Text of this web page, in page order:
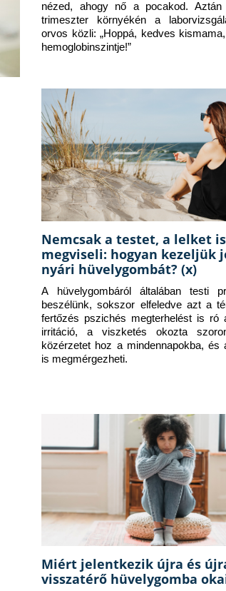
nézed, ahogy nő a pocakod.
trimeszter környékén a
orvos közli: „Hoppá, kedves
hemoglobinszintje!”
Nemcsak a testet, a lelket is
megviseli: hogyan kezeljük
nyári hüvelygombát? (x)
A hüvelygombáról általában testi
beszélünk, sokszor elfeledve azt a
fertőzés pszichés megterhelést is ró
irritáció, a viszketés okozta
közérzetet hoz a mindennapokba, és
is megmérgezheti.
Miért jelentkezik újra és
visszatérő hüvelygomba